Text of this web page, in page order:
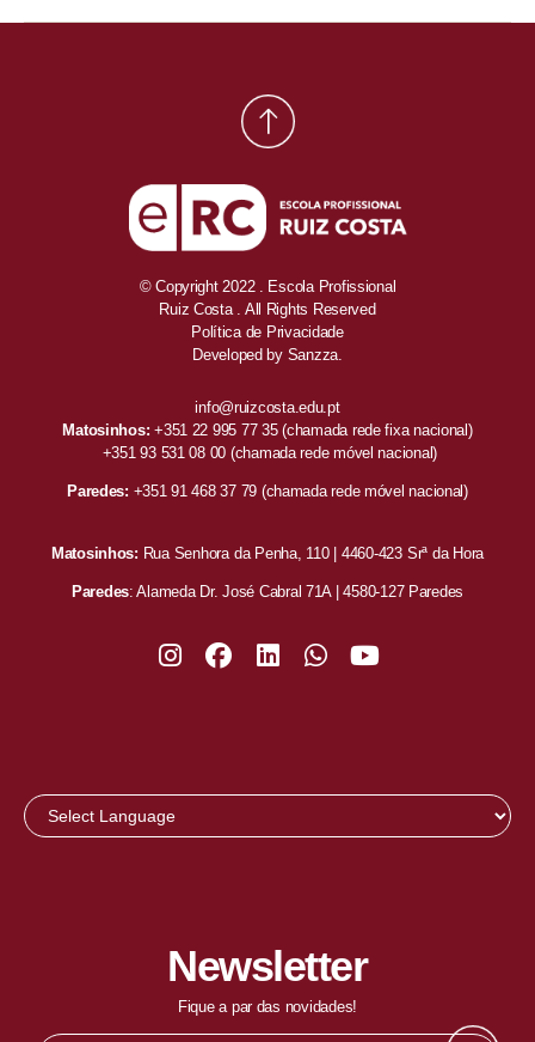
© Copyright 2022 . Escola Profissional
Ruiz Costa . All Rights Reserved
Política de Privacidade
Developed by Sanzza.
info@ruizcosta.edu.pt
Matosinhos: +351 22 995 77 35(chamada rede fixa nacional)
+351 93 531 08 00 (chamada rede móvel nacional)
Paredes: +351 91 468 37 79 (chamada rede móvel nacional)
Matosinhos: Rua Senhora da Penha, 110 | 4460-423 Srª da Hora
Paredes: Alameda Dr. José Cabral 71A | 4580-127 Paredes
Newsletter
Fique a par das novidades!